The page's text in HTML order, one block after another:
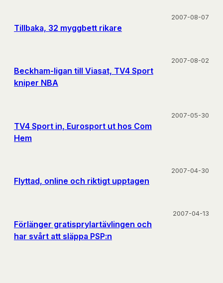
Tillbaka, 32 myggbett rikare
2007-08-07
Beckham-ligan till Viasat, TV4 Sport
kniper NBA
2007-08-02
TV4 Sport in, Eurosport ut hos Com
Hem
2007-05-30
Flyttad, online och riktigt upptagen
2007-04-30
Förlänger gratisprylartävlingen och
har svårt att släppa PSP:n
2007-04-13